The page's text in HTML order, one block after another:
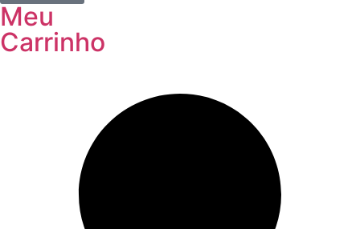
Meu
Carrinho